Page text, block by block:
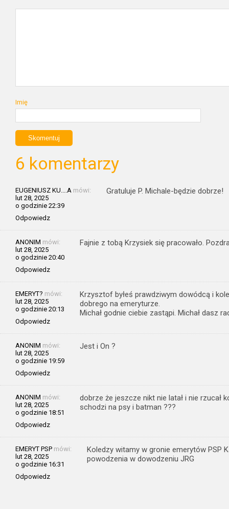
Imię
6 komentarzy
EUGENIUSZ KU....A mówi:
lut 28, 2025
o godzinie 22:39
Odpowiedz
Gratuluje P. Michale-będzie dobrze!
ANONIM mówi:
lut 28, 2025
o godzinie 20:40
Odpowiedz
Fajnie z tobą Krzysiek się pracowało.
EMERYT? mówi:
lut 28, 2025
o godzinie 20:13
Odpowiedz
Krzysztof byłeś prawdziwym dowódcą i
dobrego na emeryturze.
Michał godnie ciebie zastąpi. Michał dasz
ANONIM mówi:
lut 28, 2025
o godzinie 19:59
Odpowiedz
Jest i On ?
ANONIM mówi:
lut 28, 2025
o godzinie 18:51
Odpowiedz
dobrze że jeszcze nikt nie latał i nie
schodzi na psy i batman ???
EMERYT PSP mówi:
lut 28, 2025
o godzinie 16:31
Odpowiedz
Koledzy witamy w gronie emerytów PSP
powodzenia w dowodzeniu JRG